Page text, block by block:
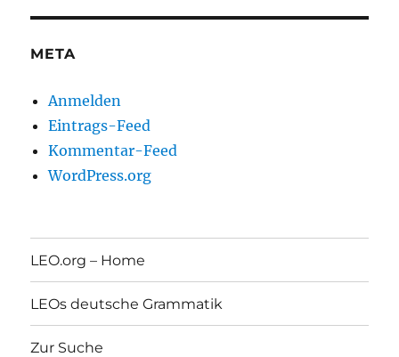
META
Anmelden
Eintrags-Feed
Kommentar-Feed
WordPress.org
LEO.org – Home
LEOs deutsche Grammatik
Zur Suche